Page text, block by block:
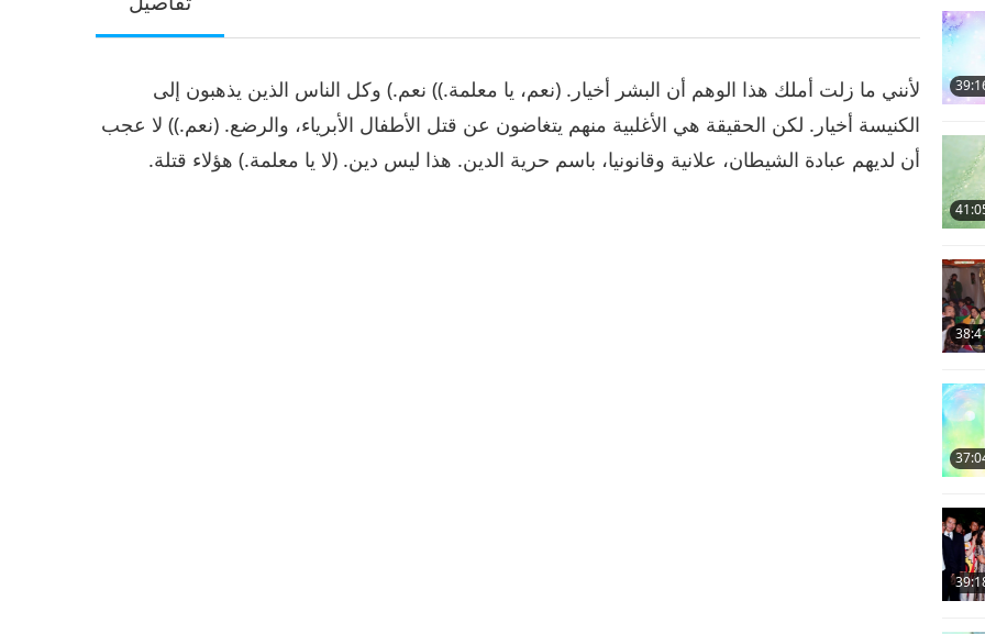
لأنني ما زلت أملك هذا الوهم أن البشر أخيار. (نعم، يا معلمة.)) نعم.) وكل الناس الذين يذهبون إلى
الكنيسة أخيار. لكن الحقيقة هي الأغلبية منهم يتغاضون عن قتل الأطفال الأبرياء، والرضع. (نعم.)) لا عجب
أن لديهم عبادة الشيطان، علانية وقانونيا، باسم حرية الدين. هذا ليس دين. (لا يا معلمة.) هؤلاء قتلة.
7
8
9
10